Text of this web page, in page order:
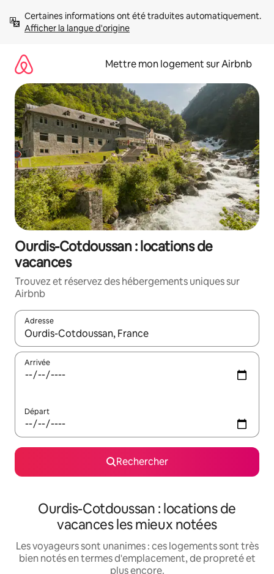
directement
Afficher la langue d'origine
Mettre mon logement sur Airbnb
Ourdis-Cotdoussan : locations de
vacances
Trouvez et réservez des hébergements uniques sur
Airbnb
Adresse
Lorsque les résultats s'affichent, utilisez les flèches vers le
Arrivée
Départ
Rechercher
Ourdis-Cotdoussan : locations de
vacances les mieux notées
Les voyageurs sont unanimes : ces logements sont très
bien notés en termes d'emplacement, de propreté et
plus encore.